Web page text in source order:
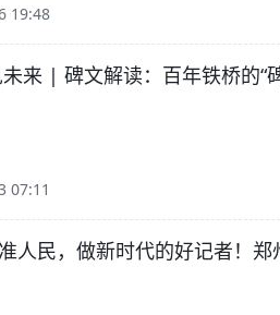
19:48
来 | 碑文解读：百年铁桥的
07:11
人民，做新时代的好记者！